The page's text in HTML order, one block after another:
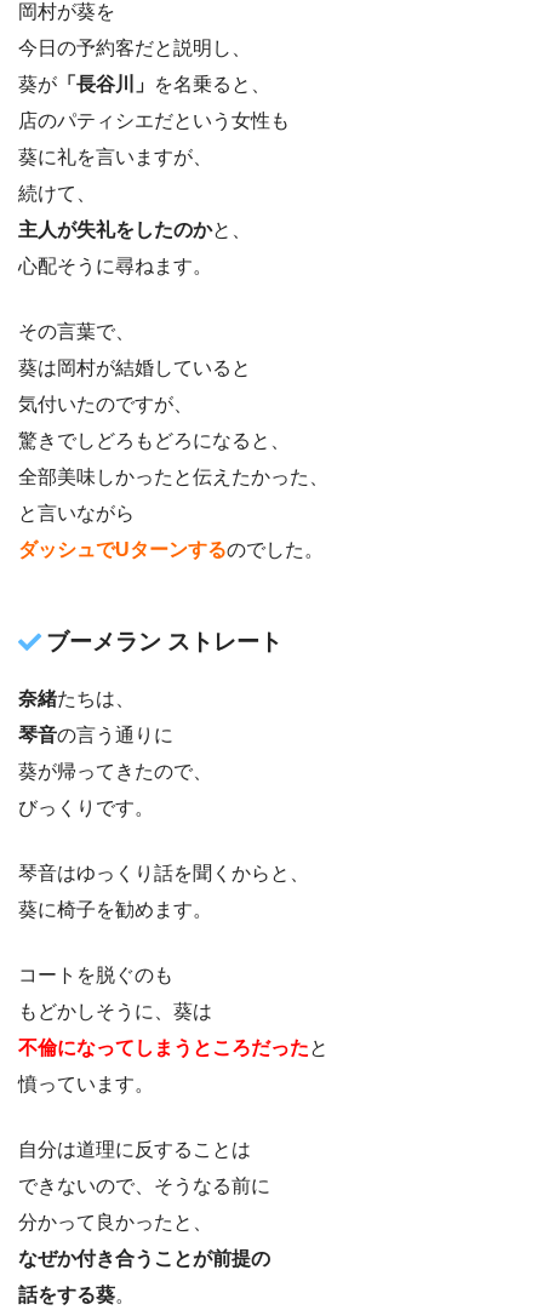
岡村が葵を
今日の予約客だと説明し、
葵が 「長谷川」 を名乗ると、
店のパティシエだという女性も
葵に礼を言いますが、
続けて、
主人が失礼をしたのかと、
心配そうに尋ねます。
その言葉で、
葵は岡村が結婚していると
気付いたのですが、
驚きでしどろもどろになると、
全部美味しかったと伝えたかった、
と言いながら
ダッシュでUターンするのでした。
ブーメラン ストレート
奈緒たちは、
琴音の言う通りに
葵が帰ってきたので、
びっくりです。
琴音はゆっくり話を聞くからと、
葵に椅子を勧めます。
コートを脱ぐのも
もどかしそうに、葵は
不倫になってしまうところだったと
憤っています。
自分は道理に反することは
できないので、そうなる前に
分かって良かったと、
なぜか付き合うことが前提の
話をする葵。